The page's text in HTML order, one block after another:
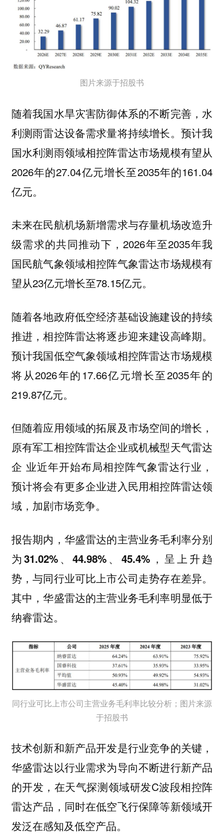
图片来源于招股书
随着我国水旱灾害防御体系的不断完善，水
利测雨雷达设备需求量将持续增长。预计我
国水利测雨领域相控阵雷达市场规模有望从
2026年的27.04亿元增长至2035年的161.04
亿元。
未来在民航机场新增需求与存量机场改造升
级需求的共同推动下，2026年至2035年我
国民航气象领域相控阵气象雷达市场规模有
望从23亿元增长至78.15亿元。
随着各地政府低空经济基础设施建设的持续
推进，相控阵雷达将逐步迎来建设高峰期。
预计我国低空气象领域相控阵雷达市场规模
将从2026年的17.66亿元增长至2035年的
219.87亿元。
但随着应用领域的拓展及市场空间的增长，
原有军工相控阵雷达企业或机械型天气雷达
企 业近年开始布局相控阵气象雷达行业，
预计将会有更多企业进入民用相控阵雷达领
域，加剧市场竞争。
报告期内，华盛雷达的主营业务毛利率分别
为31.02%、44.98%、45.4%，呈上升趋
势，与同行业可比上市公司走势存在差异。
其中，华盛雷达的主营业务毛利率明显低于
纳睿雷达。
同行业可比上市公司主营业务毛利率比较分析；图片来源
于招股书
技术创新和新产品开发是行业竞争的关键，
华盛雷达以行业需求为导向不断进行新产品
的开发，在天气探测领域研发C波段相控阵
雷达产品，同时在低空飞行保障等新领域开
发泛在感知及低空产品。